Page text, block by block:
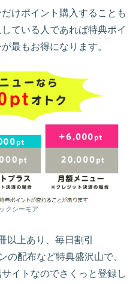
けポイント購入することも
ている人であれば特典ポイ
最もお得になります。
クシーモア
以上あり、毎日割引
の配布など特典盛沢山で、
イトなのでさくっと登録し